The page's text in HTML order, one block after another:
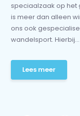
speciaalzaak op het
is meer dan alleen
ons ook
wandelsport. Hierbij...
Lees meer